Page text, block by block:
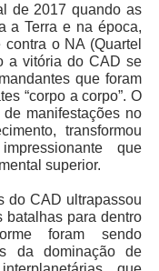
de 2017 quando as
a Terra e na época,
o NA (Quartel
a vitória do CAD se
que foram
“corpo a corpo”. O
manifestações no
transformou
que
superior.
do CAD ultrapassou
batalhas para dentro
foram sendo
da dominação de